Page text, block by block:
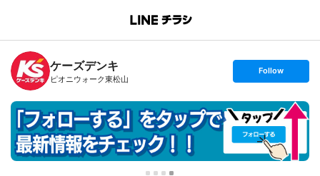
B
n
c
h
T
ケーズデンキ
ピオニウォーク東松山
s
t
o
l
l
o
w
Follow